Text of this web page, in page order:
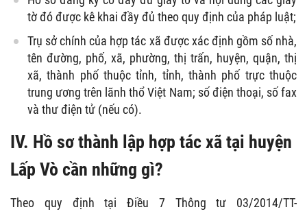
tờ đó được kê khai đầy đủ theo quy định của pháp luật;
Trụ sở chính của hợp tác xã được xác định gồm số nhà,
tên đường, phố, xã, phường, thị trấn, huyện, quận, thị
xã, thành phố thuộc tỉnh, tỉnh, thành phố trực thuộc
trung ương trên lãnh thổ Việt Nam; số điện thoại, số fax
và thư điện tử (nếu có).
IV. Hồ sơ thành lập hợp tác xã tại huyện
Lấp Vò cần những gì?
Theo quy định tại Điều 7 Thông tư 03/2014/TT-